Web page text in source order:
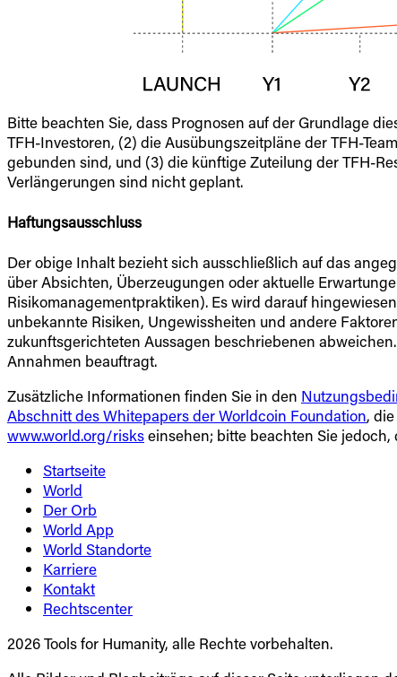
Bitte beachten Sie, dass Prognosen auf der Grundlage
TFH-Investoren, (2) die Ausübungszeitpläne der TFH-
gebunden sind, und (3) die künftige Zuteilung der TFH-
Verlängerungen sind nicht geplant.
Haftungsausschluss
Der obige Inhalt bezieht sich ausschließlich auf das
über Absichten, Überzeugungen oder aktuelle
Risikomanagementpraktiken). Es wird darauf
unbekannte Risiken, Ungewissheiten und andere
zukunftsgerichteten Aussagen beschriebenen
Annahmen beauftragt.
Zusätzliche Informationen finden Sie in den
Abschnitt des Whitepapers der Worldcoin Foundation, die
www.world.org/riskseinsehen; bitte beachten Sie
Startseite
World
Der Orb
World App
World Standorte
Karriere
Kontakt
Rechtscenter
2026 Tools for Humanity, alle Rechte vorbehalten.